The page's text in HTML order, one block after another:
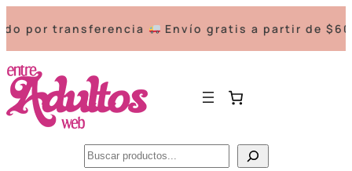
transferencia Envío gratis a partir de $60000.-
Buscar